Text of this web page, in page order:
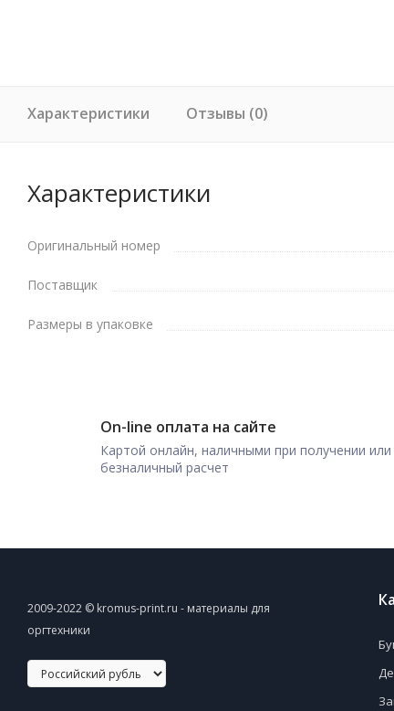
Характеристики Отзывы (0)
Характеристики
Оригинальный номер
Поставщик
Размеры в упаковке
On-line оплата на сайте
Картой онлайн, наличными при получении или
безналичный расчет
2009-2022 © kromus-print.ru - материалы для
оргтехники